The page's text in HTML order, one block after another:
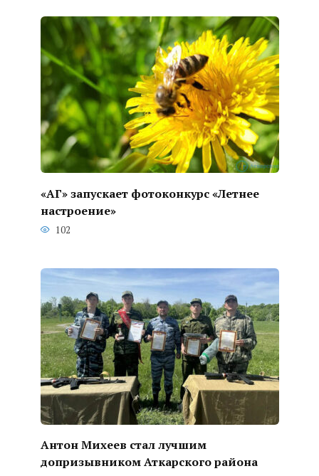
«АГ» запускает фотоконкурс «Летнее
настроение»
102
Антон Михеев стал лучшим
допризывником Аткарского района